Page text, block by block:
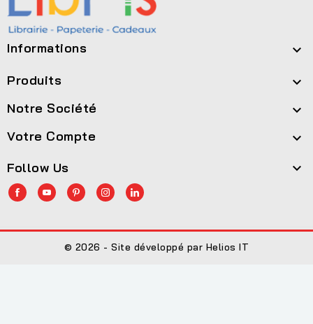
Informations 
Produits 
Notre Société 
Votre Compte 
Follow Us 
© 2026 - Site développé par Helios IT